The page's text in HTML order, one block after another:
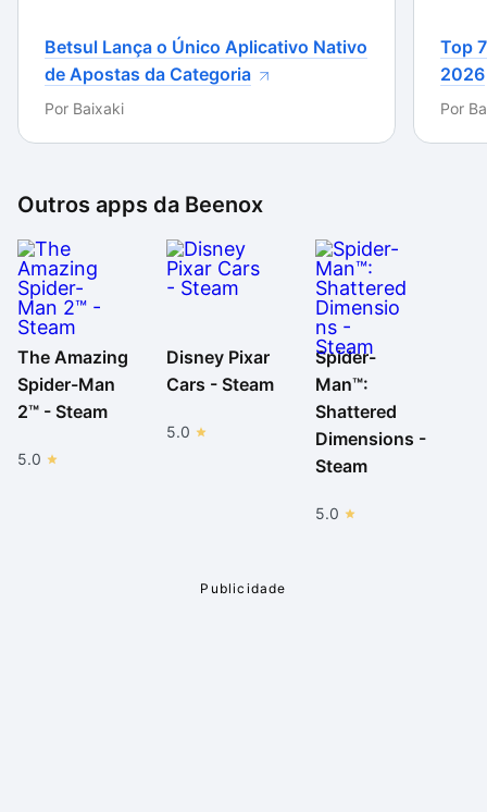
Betsul Lança o Único Aplicativo Nativo
de Apostas da Categoria
Por Baixaki
Top
2026
Por
Outros apps da Beenox
The Amazing
Spider-Man
2™ - Steam
5.0
Disney Pixar
Cars - Steam
5.0
Spider-
Man™:
Shattered
Dimensions -
Steam
5.0